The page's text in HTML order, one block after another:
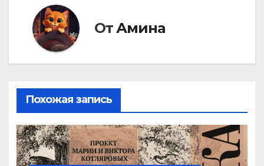
ОтАмина
Похожая запись